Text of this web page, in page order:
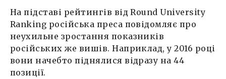
На підставі рейтингів від Round University
Ranking російська преса повідомляє про
неухильне зростання показників
російських же вишів. Наприклад, у 2016 році
вони начебто піднялися відразу на 44
позиції.